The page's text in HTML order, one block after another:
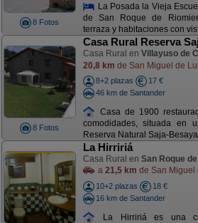
8 Fotos
La Posada la Vieja
de San Roque de
terraza y habitaciones con
8 Fotos
Casa Rural Reserva
Casa Rural en Villayuso de
20,8 km de San Miguel de
8+2 plazas
17 €
46 km de Santander
Casa de 1900
comodidades, situada en
Reserva Natural Saja-
La Hirririá
Casa Rural en San Roque
a 21,5 km de San Miguel
10+2 plazas
18 €
16 km de Santander
La Hirririá es una